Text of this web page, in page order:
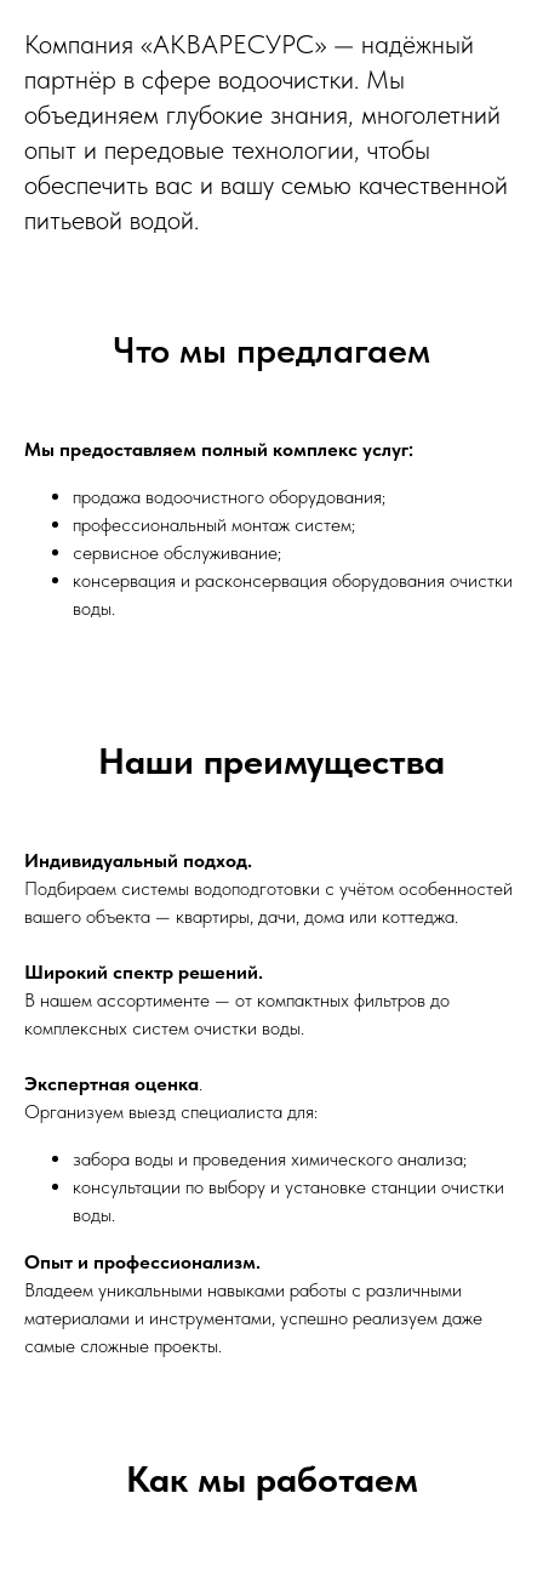
Компания «АКВАРЕСУРС» — надёжный
партнёр в сфере водоочистки. Мы
объединяем глубокие знания, многолетний
опыт и передовые технологии, чтобы
обеспечить вас и вашу семью качественной
питьевой водой.
Что мы предлагаем
Мы предоставляем полный комплекс услуг:
продажа водоочистного оборудования;
профессиональный монтаж систем;
сервисное обслуживание;
консервация и расконсервация оборудования очистки
воды.
Наши преимущества
Индивидуальный подход.
Подбираем системы водоподготовки с учётом особенностей
вашего объекта — квартиры, дачи, дома или коттеджа.
Широкий спектр решений.
В нашем ассортименте — от компактных фильтров до
комплексных систем очистки воды.
Экспертная оценка
Организуем выезд специалиста для:
забора воды и проведения химического анализа;
консультации по выбору и установке станции очистки
воды.
Опыт и профессионализм.
Владеем уникальными навыками работы с различными
материалами и инструментами, успешно реализуем даже
самые сложные проекты.
Как мы работаем